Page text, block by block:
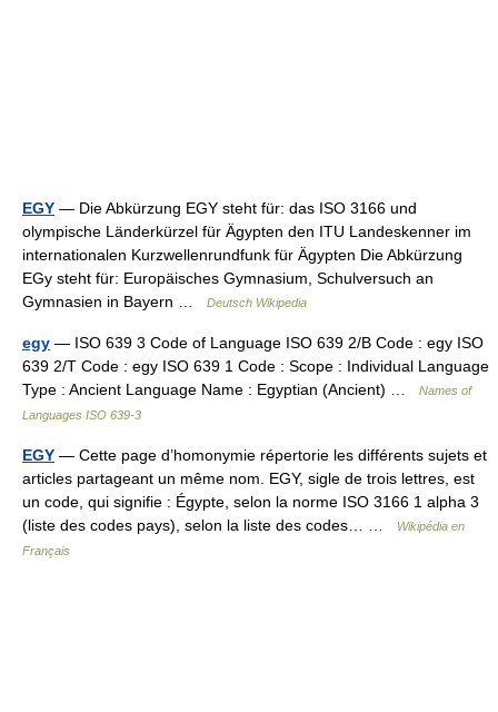
EGY — Die Abkürzung EGY steht für: das ISO 3166 und
olympische Länderkürzel für Ägypten den ITU Landeskenner im
internationalen Kurzwellenrundfunk für Ägypten Die Abkürzung
EGy steht für: Europäisches Gymnasium, Schulversuch an
Gymnasien in Bayern …
Deutsch Wikipedia
egy — ISO 639 3 Code of Language ISO 639 2/B Code : egy ISO
639 2/T Code : egy ISO 639 1 Code : Scope : Individual Language
Type : Ancient Language Name : Egyptian (Ancient) …
Names of
Languages ISO 639-3
EGY — Cette page d’homonymie répertorie les différents sujets et
articles partageant un même nom. EGY, sigle de trois lettres, est
un code, qui signifie : Égypte, selon la norme ISO 3166 1 alpha 3
(liste des codes pays), selon la liste des codes… …
Wikipédia en
Français